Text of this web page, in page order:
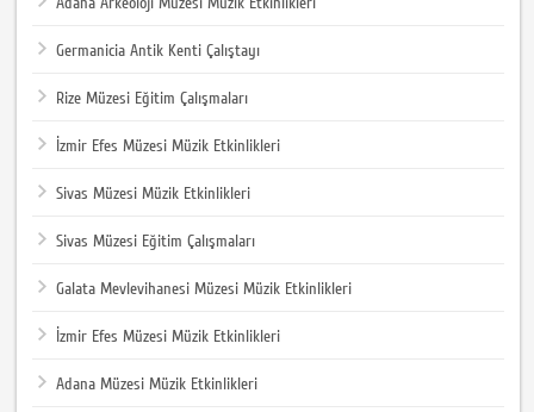
Germanicia Antik Kenti Çalıştayı
Rize Müzesi Eğitim Çalışmaları
İzmir Efes Müzesi Müzik Etkinlikleri
Sivas Müzesi Müzik Etkinlikleri
Sivas Müzesi Eğitim Çalışmaları
Galata Mevlevihanesi Müzesi Müzik Etkinlikleri
İzmir Efes Müzesi Müzik Etkinlikleri
Adana Müzesi Müzik Etkinlikleri